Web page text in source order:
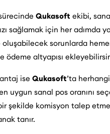
Qukasoft ekibi,
sağlamak için her adımda
sorunlarda
ödeme altyapısı
ise Qukasoft’ta
uygun sanal pos oranını
şekilde komisyon talep
tanır.